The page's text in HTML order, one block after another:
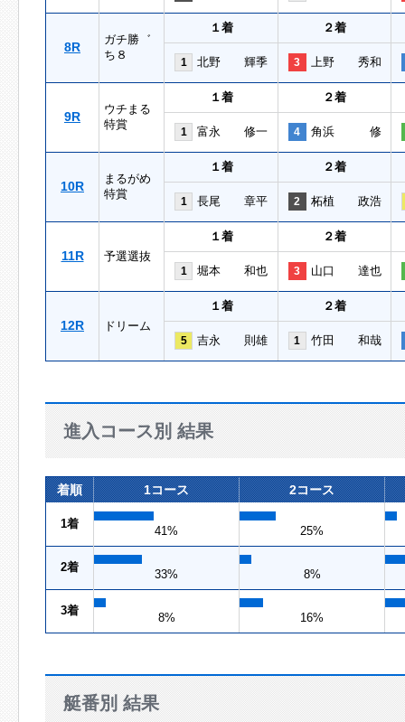
8R
ガチ勝゛
ち８
１着 ２着
1 北野 輝季 3 上野 秀和
9R
ウチまる
特賞
１着 ２着
1 富永 修一 4 角浜 修
10R
まるがめ
特賞
１着 ２着
1 長尾 章平 2 柘植 政浩
11R 予選選抜
１着 ２着
1 堀本 和也 3 山口 達也
12R ドリーム
１着 ２着
5 吉永 則雄 1 竹田 和哉
進入コース別 結果
着順 1コース 2コース
1着
41% 25%
2着
33% 8%
3着
8% 16%
艇番別 結果